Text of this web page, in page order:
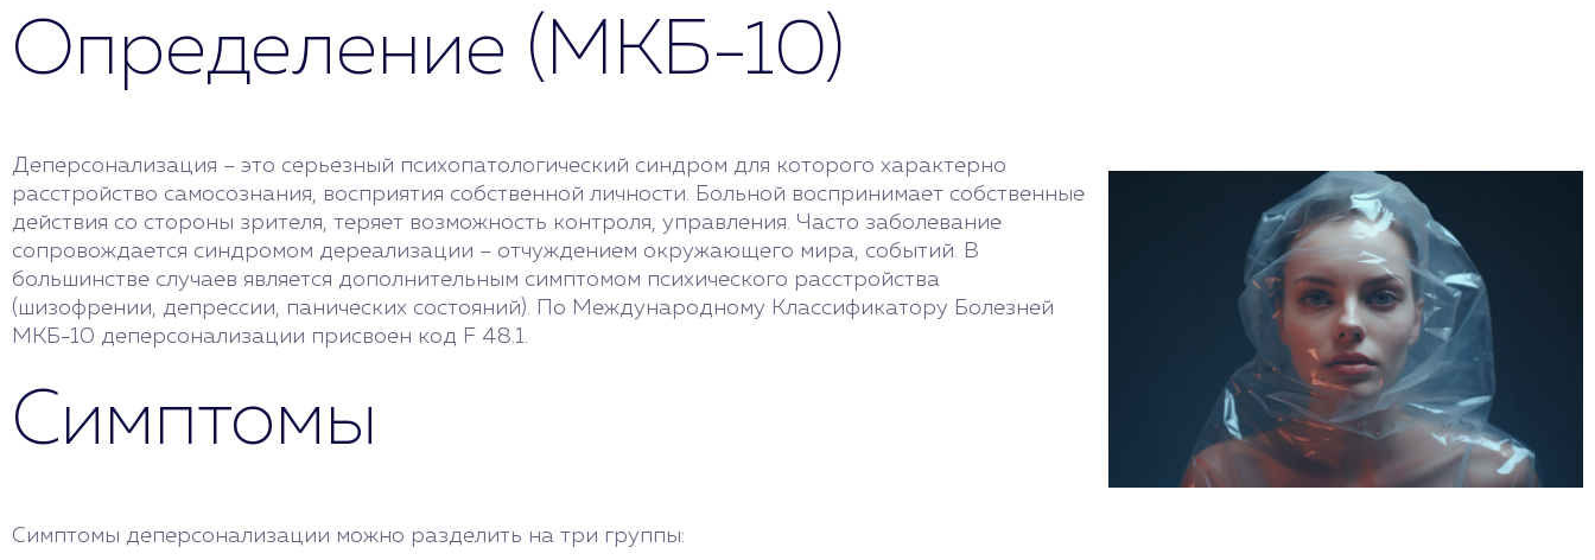
Определение (МКБ-10)
Деперсонализация – это серьезный психопатологический синдром для которого характерно
расстройство самосознания, восприятия собственной личности. Больной воспринимает собственные
действия со стороны зрителя, теряет возможность контроля, управления. Часто заболевание
сопровождается синдромом дереализации – отчуждением окружающего мира, событий. В
большинстве случаев является дополнительным симптомом психического расстройства
(шизофрении, депрессии, панических состояний). По Международному Классификатору Болезней
МКБ-10 деперсонализации присвоен код F 48.1.
Симптомы
Симптомы деперсонализации можно разделить на три группы: